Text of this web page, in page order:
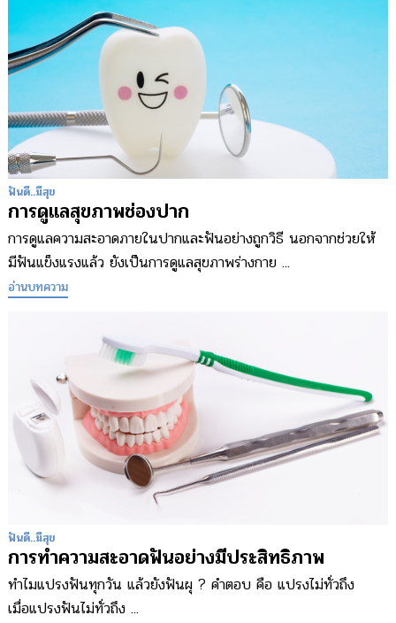
ฟันดี..มีสุข
การดูแลสุขภาพช่องปาก
การดูแลความสะอาดภายในปากและฟันอย่างถูกวิธี นอกจากช่วยให้
มีฟันแข็งแรงแล้ว ยังเป็นการดูแลสุขภาพร่างกาย ...
อ่านบทความ
ฟันดี..มีสุข
การทำความสะอาดฟันอย่างมีประสิทธิภาพ
ทำไมแปรงฟันทุกวัน แล้วยังฟันผุ ? คำตอบ คือ แปรงไม่ทั่วถึง
เมื่อแปรงฟันไม่ทั่วถึง ...